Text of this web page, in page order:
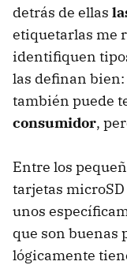
detrás de ellas
etiquetarlas me
identifiquen
las definan bien:
también puede
consumidor,
Entre los
tarjetas
unos
que son buenas
lógicamente